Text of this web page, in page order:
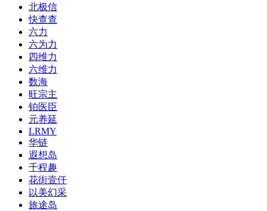
北极信
快查查
六力
六为力
四维力
六维力
数海
旺宗主
铂医臣
元养延
LRMY
华链
遐想岛
千程趣
花街壹仟
以美幻采
旅途岛